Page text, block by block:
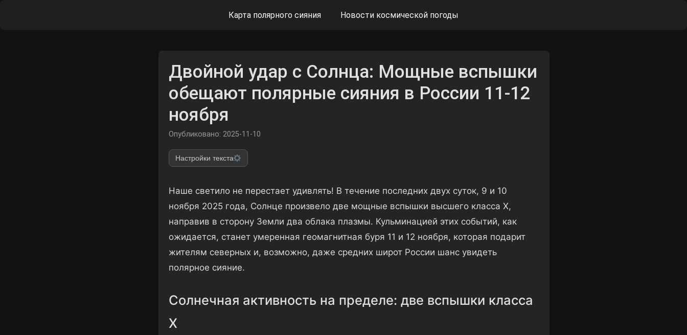
Карта полярного сияния Новости космической погоды
Двойной удар с Солнца: Мощные вспышки
обещают полярные сияния в России 11-12
ноября
Опубликовано: 2025-11-10
Настройки текста
Наше светило не перестает удивлять! В течение последних двух суток, 9 и 10
ноября 2025 года, Солнце произвело две мощные вспышки высшего класса X,
направив в сторону Земли два облака плазмы. Кульминацией этих событий, как
ожидается, станет умеренная геомагнитная буря 11 и 12 ноября, которая подарит
жителям северных и, возможно, даже средних широт России шанс увидеть
полярное сияние.
Солнечная активность на пределе: две вспышки класса
X